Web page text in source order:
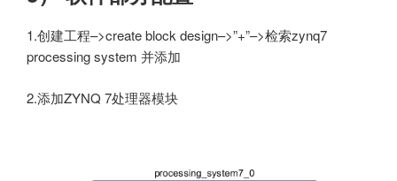
1.创建工程–>create block design–>”+”–>检索zynq7
processing system 并添加
2.添加ZYNQ 7处理器模块